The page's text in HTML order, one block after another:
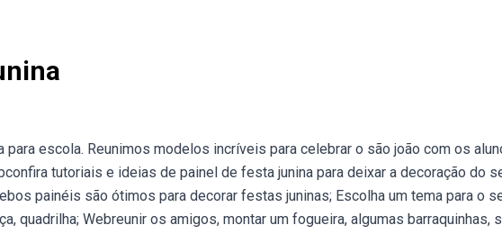
escola. Reunimos modelos incríveis para celebrar o são joão com os
tutoriais e ideias de painel de festa junina para deixar a decoração do
painéis são ótimos para decorar festas juninas; Escolha um tema para o
quadrilha; Webreunir os amigos, montar um fogueira, algumas barraquinhas,